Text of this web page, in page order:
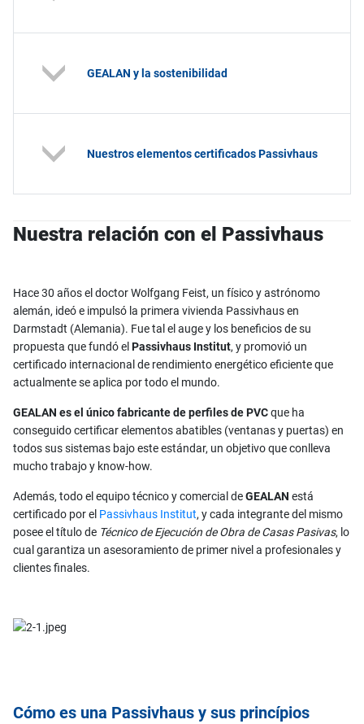
GEALAN y la sostenibilidad
Nuestros elementos certificados Passivhaus
Nuestra relación con el Passivhaus
Hace 30 años el doctor Wolfgang Feist, un físico y astrónomo
alemán, ideó e impulsó la primera vivienda Passivhaus en
Darmstadt (Alemania). Fue tal el auge y los beneficios de su
propuesta que fundó el Passivhaus Institut, y promovió un
certificado internacional de rendimiento energético eficiente que
actualmente se aplica por todo el mundo.
GEALAN es el único fabricante de perfiles de PVCque ha
conseguido certificar elementos abatibles (ventanas y puertas) en
todos sus sistemas bajo este estándar, un objetivo que conlleva
mucho trabajo y know-how.
Además, todo el equipo técnico y comercial deGEALAN está
certificado por el Passivhaus Institut, y cada integrante del mismo
posee el título de Técnico de Ejecución de Obra de Casas Pasivas, lo
cual garantiza un asesoramiento de primer nivel a profesionales y
clientes finales.
Cómo es una Passivhaus y sus princípios